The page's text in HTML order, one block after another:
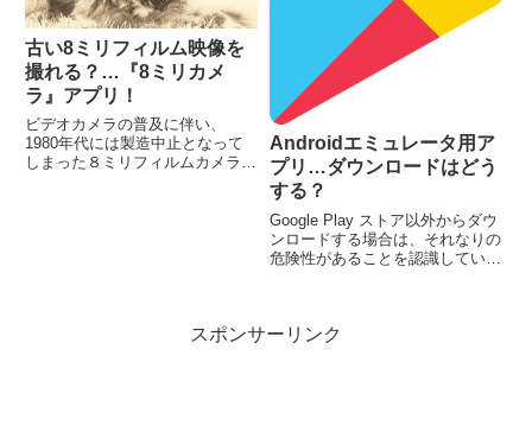
古い8ミリフィルム映像を
撮れる？…『8ミリカメ
ラ』アプリ！
ビデオカメラの普及に伴い、
1980年代には製造中止となって
しまった８ミリフィルムカメラで
Androidエミュレータ用ア
プリ…ダウンロードはどう
する？
Google Play ストア以外からダウ
ンロードする場合は、それなりの
危険性があることを認識している
を心配する方もいるでしょう。そ
スポンサーリンク